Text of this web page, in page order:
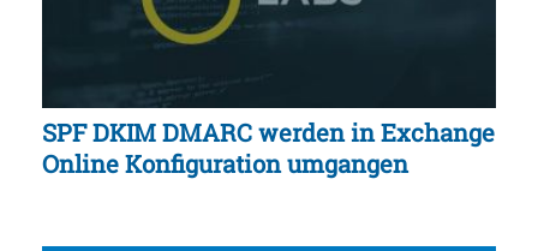
SPF DKIM DMARC werden in Exchange
Online Konfiguration umgangen